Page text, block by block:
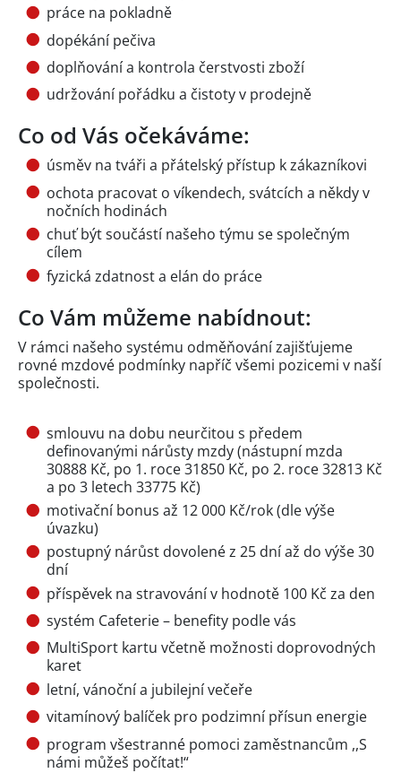
práce na pokladně
dopékání pečiva
doplňování a kontrola čerstvosti zboží
udržování pořádku a čistoty v prodejně
Co od Vás očekáváme:
úsměv na tváři a přátelský přístup k zákazníkovi
ochota pracovat o víkendech, svátcích a někdy v
nočních hodinách
chuť být součástí našeho týmu se společným
cílem
fyzická zdatnost a elán do práce
Co Vám můžeme nabídnout:
V rámci našeho systému odměňování zajišťujeme
rovné mzdové podmínky napříč všemi pozicemi v naší
společnosti.
smlouvu na dobu neurčitou s předem
definovanými nárůsty mzdy (nástupní mzda
30888 Kč, po 1. roce 31850 Kč, po 2. roce 32813 Kč
a po 3 letech 33775 Kč)
motivační bonus až 12 000 Kč/rok (dle výše
úvazku)
postupný nárůst dovolené z 25 dní až do výše 30
dní
příspěvek na stravování v hodnotě 100 Kč za den
systém Cafeterie – benefity podle vás
MultiSport kartu včetně možnosti doprovodných
karet
letní, vánoční a jubilejní večeře
vitamínový balíček pro podzimní přísun energie
program všestranné pomoci zaměstnancům ,,S
námi můžeš počítat!“